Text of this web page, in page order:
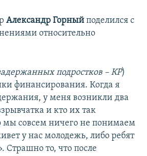
Александр Горный поделился с
относительно
подростков – КР)
финансирования. Когда я
у меня возникли два
и кто их так
мы совсем ничего не понимаем
у нас молодежь, либо ребят
Страшно то, что после